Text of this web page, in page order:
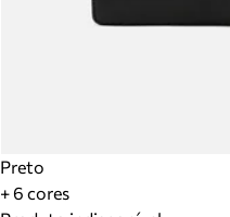
Preto
+ 6 cores